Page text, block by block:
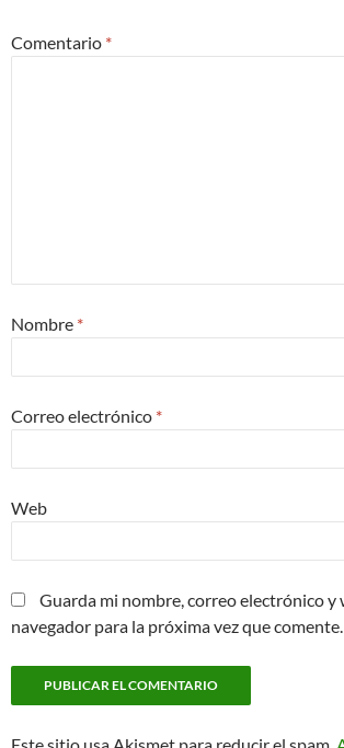
Comentario *
Nombre *
Correo electrónico *
Web
Guarda mi nombre, correo electrónico y
navegador para la próxima vez que comente.